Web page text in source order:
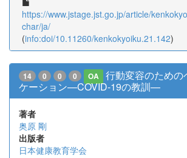
https://www.jstage.jst.go.jp/article/
char/ja/
(info:doi/10.11260/kenkokyoiku.21.142)
14 0 0 0 OA
行動変容のため
ケーション—COVID-19の教訓—
著者
奥原 剛
出版者
日本健康教育学会